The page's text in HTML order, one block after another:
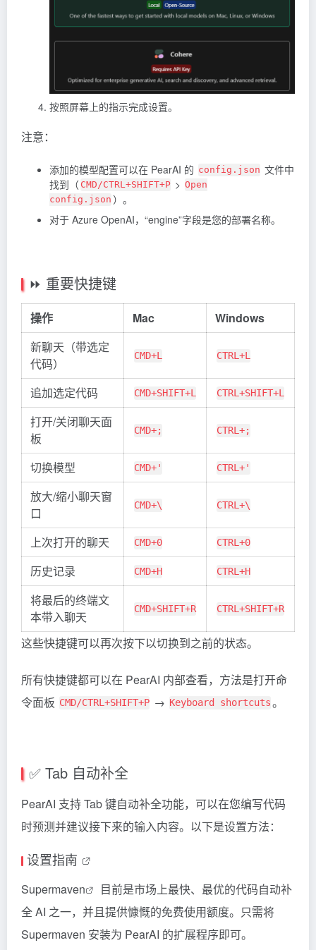
按照屏幕上的指示完成设置。
注意：
添加的模型配置可以在 PearAI 的 config.json 文件中
找到（ CMD/CTRL+SHIFT+P > Open
config.json ）。
对于 Azure OpenAI，“engine”字段是您的部署名称。
⏩ 重要快捷键
操作 Mac
Windows
新聊天（带选定
代码）
CMD+L CTRL+L
追加选定代码 CMD+SHIFT+L CTRL+SHIFT+L
打开/关闭聊天面
板
CMD+; CTRL+;
切换模型 CMD+' CTRL+'
放大/缩小聊天窗
口
CMD+\ CTRL+\
上次打开的聊天 CMD+0 CTRL+0
历史记录 CMD+H CTRL+H
将最后的终端文
本带入聊天
CMD+SHIFT+R CTRL+SHIFT+R
这些快捷键可以再次按下以切换到之前的状态。
所有快捷键都可以在 PearAI 内部查看，方法是打开命
令面板 CMD/CTRL+SHIFT+P → Keyboard shortcuts。
✅ Tab 自动补全
PearAI 支持 Tab 键自动补全功能，可以在您编写代码
时预测并建议接下来的输入内容。以下是设置方法：
设置指南
Supermaven
目前是市场上最快、最优的代码自动补
全 AI 之一，并且提供慷慨的免费使用额度。只需将
Supermaven 安装为 PearAI 的扩展程序即可。